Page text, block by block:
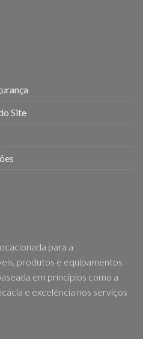
Site
para a
produtos e equipamentos
em princípios como a
e excelência nos serviços